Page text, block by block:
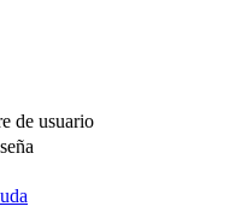
de usuario